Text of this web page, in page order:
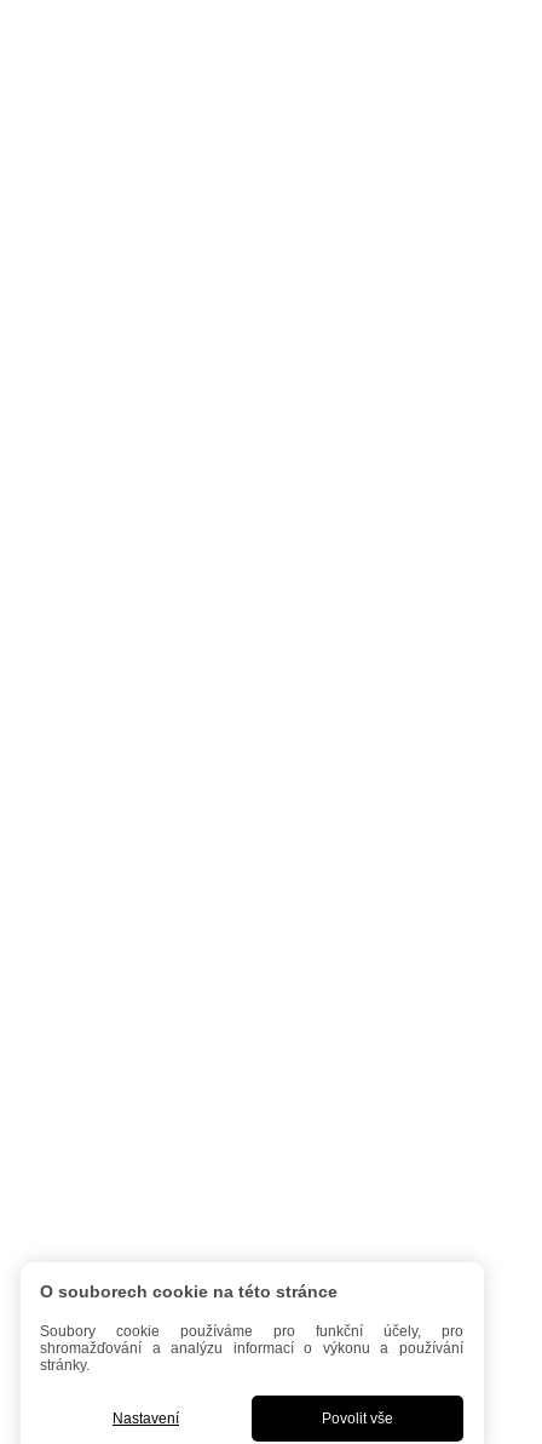
O souborech cookie na této stránce
Soubory cookie používáme pro funkční účely, pro
shromažďování a analýzu informací o výkonu a používání
stránky.
Nastavení Povolit vše